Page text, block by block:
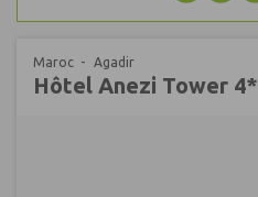
Maroc
Agadir
Hôtel Anezi Tower 4*